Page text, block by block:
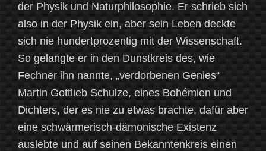
der Physik und Naturphilosophie. Er schrieb sich
also in der Physik ein, aber sein Leben deckte
sich nie hundertprozentig mit der Wissenschaft.
So gelangte er in den Dunstkreis des, wie
Fechner ihn nannte, „verdorbenen Genies“
Martin Gottlieb Schulze, eines Bohémien und
Dichters, der es nie zu etwas brachte, dafür aber
eine schwärmerisch-dämonische Existenz
auslebte und auf seinen Bekanntenkreis einen